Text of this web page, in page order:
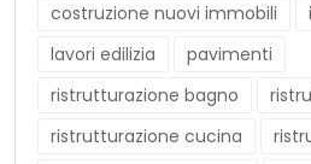
costruzione nuovi immobili
lavori edilizia
pavimenti
ristrutturazione bagno
ristrutturazione cucina